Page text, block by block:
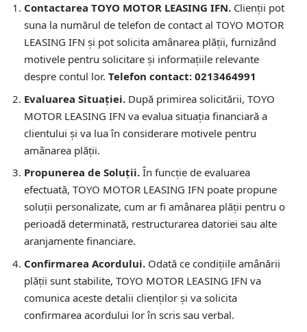
Contactarea TOYO MOTOR LEASING IFN. Clienții pot
suna la numărul de telefon de contact al TOYO MOTOR
LEASING IFN și pot solicita amânarea plății, furnizând
motivele pentru solicitare și informațiile relevante
despre contul lor. Telefon contact: 0213464991
Evaluarea Situației. După primirea solicitării, TOYO
MOTOR LEASING IFN va evalua situația financiară a
clientului și va lua în considerare motivele pentru
amânarea plății.
Propunerea de Soluții. În funcție de evaluarea
efectuată, TOYO MOTOR LEASING IFN poate propune
soluții personalizate, cum ar fi amânarea plății pentru o
perioadă determinată, restructurarea datoriei sau alte
aranjamente financiare.
Confirmarea Acordului. Odată ce condițiile amânării
plății sunt stabilite, TOYO MOTOR LEASING IFN va
comunica aceste detalii clienților și va solicita
confirmarea acordului lor în scris sau verbal.